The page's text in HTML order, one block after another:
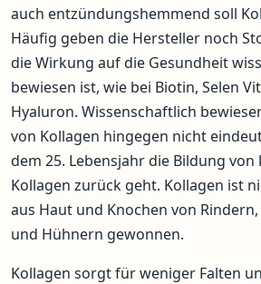
auch entzündungshemmend soll
Häufig geben die Hersteller noch
die Wirkung auf die Gesundheit
bewiesen ist, wie bei Biotin, Selen
Hyaluron. Wissenschaftlich
von Kollagen hingegen nicht
dem 25. Lebensjahr die Bildung
Kollagen zurück geht. Kollagen ist
aus Haut und Knochen von
und Hühnern gewonnen.
Kollagen sorgt für weniger Falten